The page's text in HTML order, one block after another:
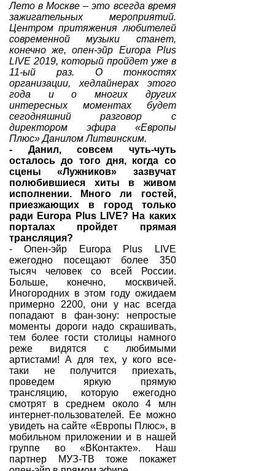
Лето в Москве – это всегда время
зажигательных мероприятий.
Центром притяжения любителей
современной музыки станет,
конечно же, опен-эйр Europa Plus
LIVE 2019, который пройдет уже в
11-ый раз. О тонкостях
организации, хедлайнерах этого
года и о многих других
интересных моментах будет
сегодняшний разговор с
директором эфира «Европы
Плюс» Данилом Литвинским.
- Данил, совсем чуть-чуть
осталось до того дня, когда со
сцены «Лужников» зазвучат
полюбившиеся хиты в живом
исполнении. Много ли гостей,
приезжающих в город только
ради Europa Plus LIVE? На каких
порталах пройдет прямая
трансляция?
- Опен-эйр Europa Plus LIVE
ежегодно посещают более 350
тысяч человек со всей России.
Больше, конечно, москвичей.
Иногородних в этом году ожидаем
примерно 2200, они у нас всегда
попадают в фан-зону: непростые
моменты дороги надо скрашивать,
тем более гости столицы намного
реже видятся с любимыми
артистами! А для тех, у кого все-
таки не получится приехать,
проведем яркую прямую
трансляцию, которую ежегодно
смотрят в среднем около 4 млн
интернет-пользователей. Ее можно
увидеть на сайте «Европы Плюс», в
мобильном приложении и в нашей
группе во «ВКонтакте». Наш
партнер МУЗ-ТВ тоже покажет